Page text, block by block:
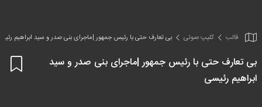
قالب کلیپ صوتی بی تعارف حتی با رئیس جمهور |ماجرای بنی صدر و سید ابراهیم
بی تعارف حتی با رئیس جمهور |ماجرای بنی صدر و سید
ابراهیم رئیسی